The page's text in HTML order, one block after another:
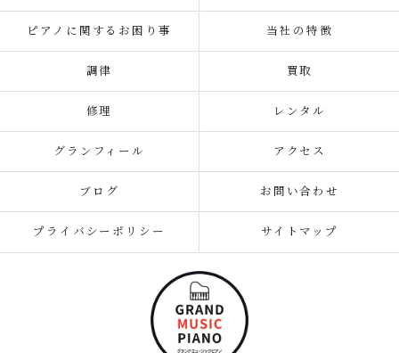
ピアノに関するお困り事 当社の特徴
調律 買取
修理 レンタル
グランフィール アクセス
ブログ お問い合わせ
プライバシーポリシー サイトマップ